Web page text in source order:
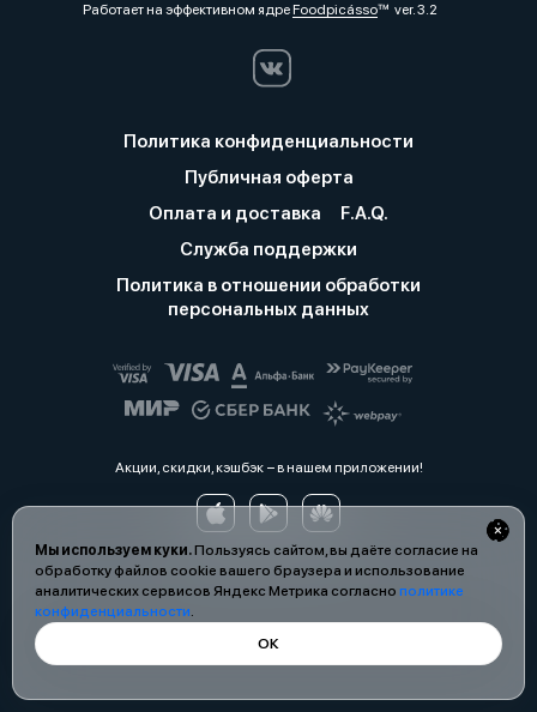
Мы используем куки.Пользуясь сайтом, вы даёте согласие на
обработку файлов cookie вашего браузера и использование
аналитических сервисов Яндекс Метрика согласно политике
конфиденциальности.
ОК
Работает на эффективном ядреFoodpicássover. 3.2
Политика конфиденциальности
Публичная оферта
Оплата и доставка
F.A.Q.
Служба поддержки
Политика в отношении обработки
персональных данных
Акции, скидки, кэшбэк − в нашем приложении!